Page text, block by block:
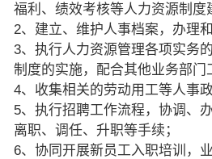
福利、绩效考核等人力资源制度
2、建立、维护人事档案，办理
3、执行人力资源管理各项实务
制度的实施，配合其他业务部门
4、收集相关的劳动用工等人事政
5、执行招聘工作流程，协调、
离职、调任、升职等手续；
6、协同开展新员工入职培训，